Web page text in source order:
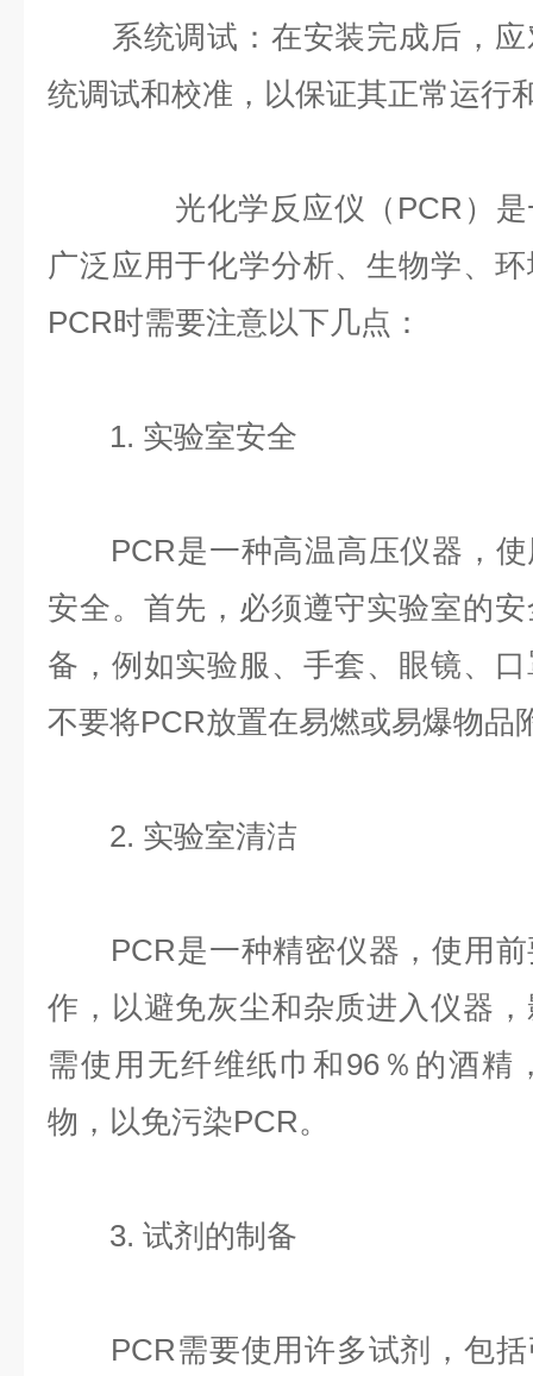
系统调试：在安装完成后，应
统调试和校准，以保证其正常运行
光化学反应仪（PCR）是一
广泛应用于化学分析、生物学、
PCR时需要注意以下几点：
1. 实验室安全
PCR是一种高温高压仪器，使
安全。首先，必须遵守实验室的
备，例如实验服、手套、眼镜、
不要将PCR放置在易燃或易爆物品
2. 实验室清洁
PCR是一种精密仪器，使用前
作，以避免灰尘和杂质进入仪器
需使用无纤维纸巾和96％的酒精
物，以免污染PCR。
3. 试剂的制备
PCR需要使用许多试剂，包括